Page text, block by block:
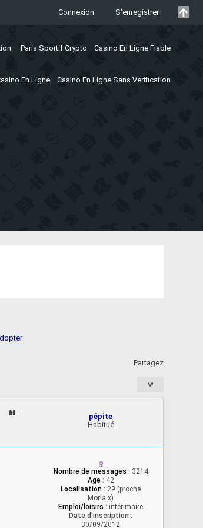
Connexion S'enregistrer
Paris Sportif Crypto Casino En Ligne Fiable
En Ligne Casino En Ligne Sans Verification
Partagez
pépite
Habitué
Nombre de messages : 3214
Age : 42
Localisation : 29 (proche
Morlaix)
Emploi/loisirs : intérimaire
Date d'inscription :
30/09/2012